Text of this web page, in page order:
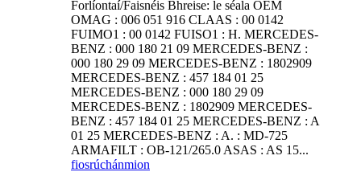
Forlíontaí/Faisnéis Bhreise: le séala OEM
OMAG : 006 051 916 CLAAS : 00 0142
FUIMO1 : 00 0142 FUISO1 : H. MERCEDES-
BENZ : 000 180 21 09 MERCEDES-BENZ :
000 180 29 09 MERCEDES-BENZ : 1802909
MERCEDES-BENZ : 457 184 01 25
MERCEDES-BENZ : 000 180 29 09
MERCEDES-BENZ : 1802909 MERCEDES-
BENZ : 457 184 01 25 MERCEDES-BENZ : A
01 25 MERCEDES-BENZ : A. : MD-725
ARMAFILT : OB-121/265.0 ASAS : AS 15...
fiosrúchánmion